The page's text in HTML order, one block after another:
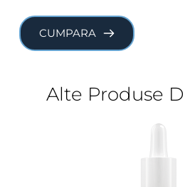
CUMPARA
Alte Produse